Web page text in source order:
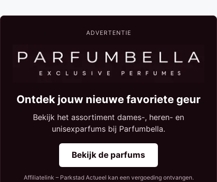
ADVERTENTIE
Ontdek jouw nieuwe favoriete geur
Bekijk het assortiment dames-, heren- en
unisexparfums bij Parfumbella.
Bekijk de parfums
Affiliatelink – Parkstad Actueel kan een vergoeding ontvangen.